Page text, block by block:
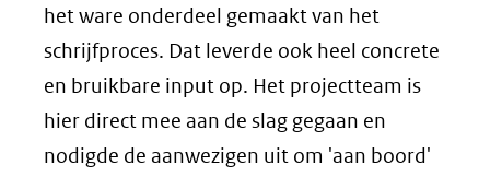
het ware onderdeel gemaakt van het
schrijfproces. Dat leverde ook heel concrete
en bruikbare input op. Het projectteam is
hier direct mee aan de slag gegaan en
nodigde de aanwezigen uit om 'aan boord'